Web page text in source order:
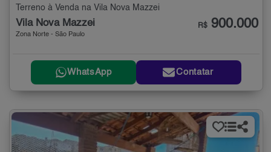
Terreno à Venda na Vila Nova Mazzei
Vila Nova Mazzei
Zona Norte - São Paulo
R$ 900.000
WhatsApp Contatar